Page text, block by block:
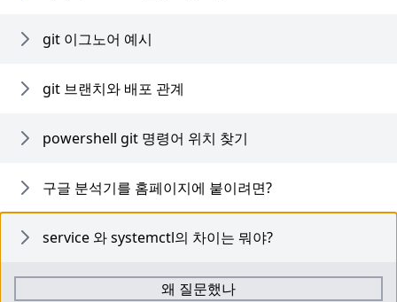
git 이그노어 예시
git 브랜치와 배포 관계
powershell git 명령어 위치 찾기
구글 분석기를 홈페이지에 붙이려면?
service 와 systemctl의 차이는 뭐야?
왜 질문했나